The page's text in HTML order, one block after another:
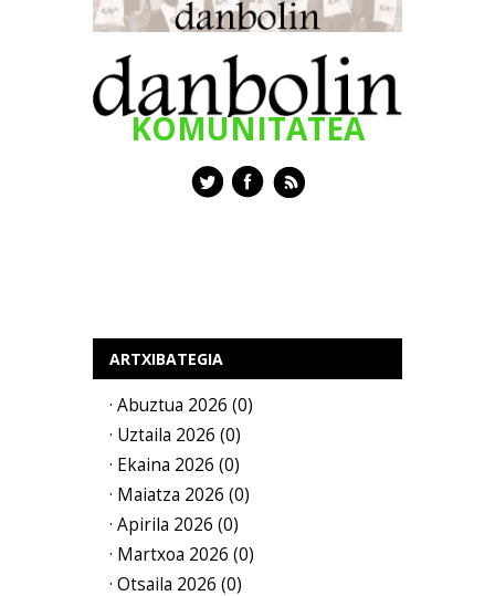
KOMUNITATEA
ARTXIBATEGIA
· Abuztua 2026 (0)
· Uztaila 2026 (0)
· Ekaina 2026 (0)
· Maiatza 2026 (0)
· Apirila 2026 (0)
· Martxoa 2026 (0)
· Otsaila 2026 (0)